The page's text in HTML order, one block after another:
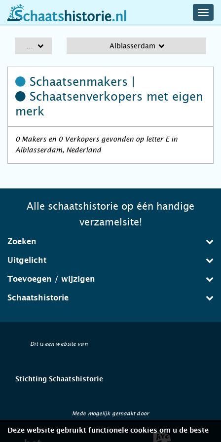
schaatshistorie.nl
Alblasserdam
Schaatsenmakers |
Schaatsenverkopers met eigen
merk
0 Makers en 0 Verkopers gevonden op letter E in
Alblasserdam, Nederland
Alle schaatshistorie op één handige
verzamelsite!
Zoeken
Uitgelicht
Toevoegen / wijzigen
Schaatshistorie
Dit is een website van
Stichting Schaatshistorie
Mede mogelijk gemaakt door
Deze website gebruikt functionele cookies om u de beste